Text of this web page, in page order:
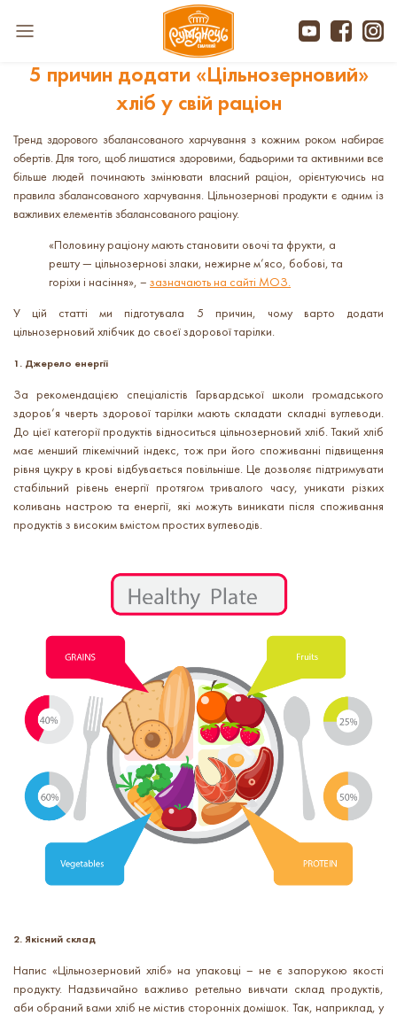
5 причин додати «Цільнозерновий»
хліб у свій раціон
Тренд здорового збалансованого харчування з кожним роком набирає
обертів. Для того, щоб лишатися здоровими, бадьорими та активними все
більше людей починають змінювати власний раціон, орієнтуючись на
правила збалансованого харчування. Цільнозернові продукти є одним із
важливих елементів збалансованого раціону.
«Половину раціону мають становити овочі та фрукти, а
решту — цільнозернові злаки, нежирне м’ясо, бобові, та
горіхи і насіння», – зазначають на сайті МОЗ.
У цій статті ми підготувала 5 причин, чому варто додати
цільнозерновий хлібчик до своєї здорової тарілки.
1. Джерело енергії
За рекомендацією спеціалістів Гарвардської школи громадського
здоров’я чверть здорової тарілки мають складати складні вуглеводи.
До цієї категорії продуктів відноситься цільнозерновий хліб. Такий хліб
має менший глікемічний індекс, тож при його споживанні підвищення
рівня цукру в крові відбувається повільніше. Це дозволяє підтримувати
стабільний рівень енергії протягом тривалого часу, уникати різких
коливань настрою та енергії, які можуть виникати після споживання
продуктів з високим вмістом простих вуглеводів.
2. Якісний склад
Напис «Цільнозерновий хліб» на упаковці – не є запорукою якості
продукту. Надзвичайно важливо ретельно вивчати склад продуктів,
аби обраний вами хліб не містив сторонніх домішок. Так, наприклад, у